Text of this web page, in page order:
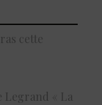
cette
Legrand « La